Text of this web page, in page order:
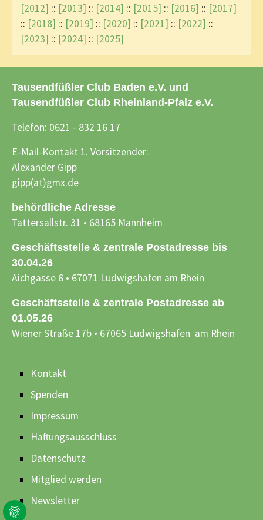
[2012] :: [2013] :: [2014] :: [2015] :: [2016] :: [2017]
:: [2018] :: [2019] :: [2020] :: [2021] :: [2022] ::
[2023] :: [2024] :: [2025]
Tausendfüßler Club Baden e.V. und
Tausendfüßler Club Rheinland-Pfalz e.V.
Telefon: 0621 - 832 16 17
E-Mail-Kontakt 1. Vorsitzender:
Alexander Gipp
gipp(at)gmx.de
behördliche Adresse
Tattersallstr. 31 • 68165 Mannheim
Geschäftsstelle & zentrale Postadresse bis
30.04.26
Aichgasse 6 • 67071 Ludwigshafen am Rhein
Geschäftsstelle & zentrale Postadresse ab
01.05.26
Wiener Straße 17b • 67065 Ludwigshafen am Rhein
Kontakt
Spenden
Impressum
Haftungsausschluss
Datenschutz
Mitglied werden
Newsletter